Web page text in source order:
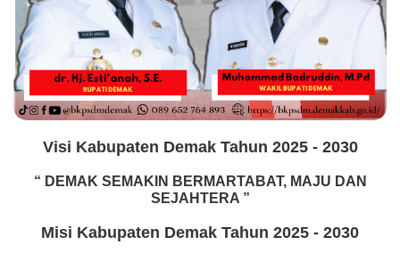
Visi Kabupaten Demak Tahun 2025 - 2030
“ DEMAK SEMAKIN BERMARTABAT, MAJU DAN
SEJAHTERA ”
Misi Kabupaten Demak Tahun 2025 - 2030